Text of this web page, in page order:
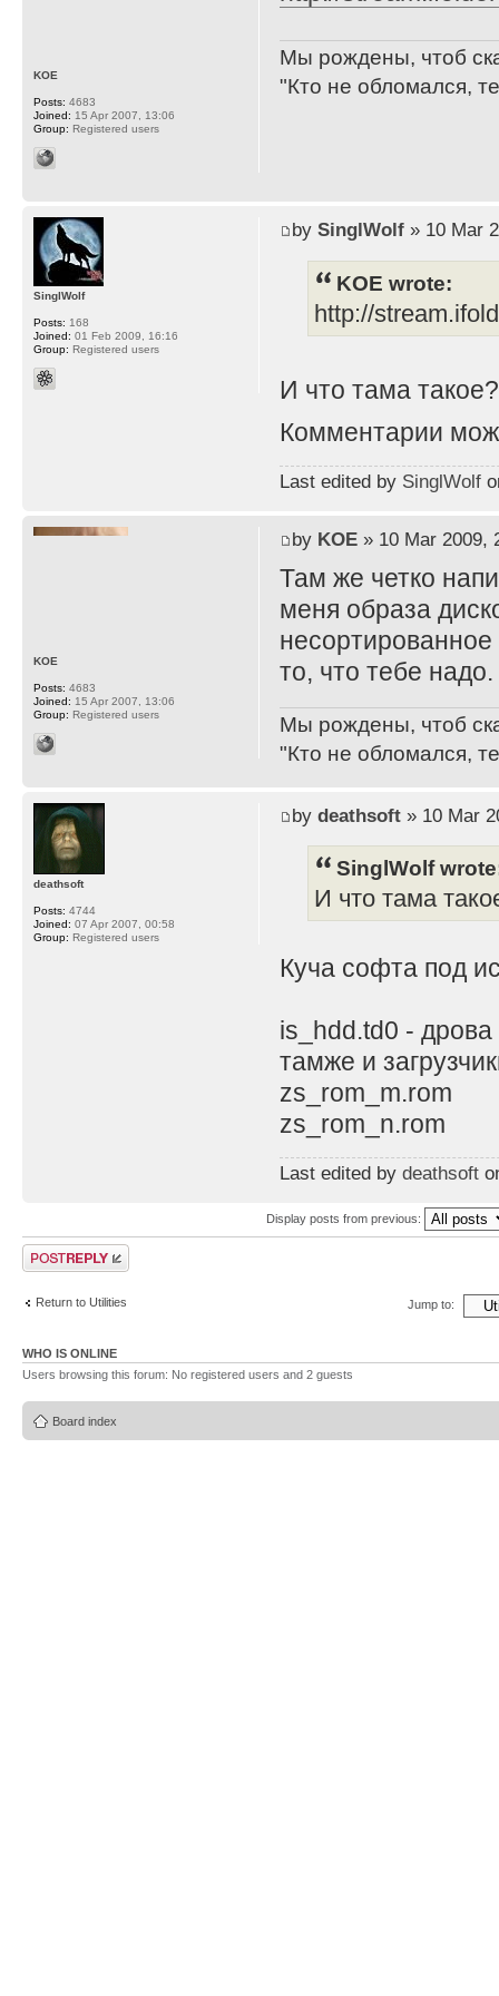
Мы рождены, чтоб
"Кто не обломался,
KOE
Posts: 4683
Joined: 15 Apr 2007, 13:06
Group: Registered users
by SinglWolf» 10 Mar
KOE wrote:
http://
И что тама
Комментарии
Last edited by SinglWolf
SinglWolf
Posts: 168
Joined: 01 Feb 2009, 16:16
Group: Registered users
by KOE» 10 Mar 2009,
Там же четко
меня образа
то, что тебе надо.
Мы рождены, чтоб
"Кто не обломался,
KOE
Posts: 4683
Joined: 15 Apr 2007, 13:06
Group: Registered users
by deathsoft» 10 Mar
SinglWolf
И что тама
Куча софта под
is_hdd.td0 -
тамже и
zs_rom_m.rom
zs_rom_n.rom
Last edited by deathsoft
deathsoft
Posts: 4744
Joined: 07 Apr 2007, 00:58
Group: Registered users
Display posts from previous:
Post a reply
Return to Utilities Jump to:
WHO IS ONLINE
Users browsing this forum: No registered users and 2 guests
Board index